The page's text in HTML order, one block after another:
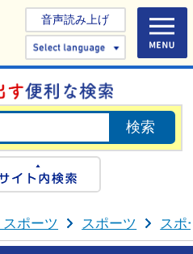
音声読み上げ
Select
検索
ポーツ スポーツ スポ